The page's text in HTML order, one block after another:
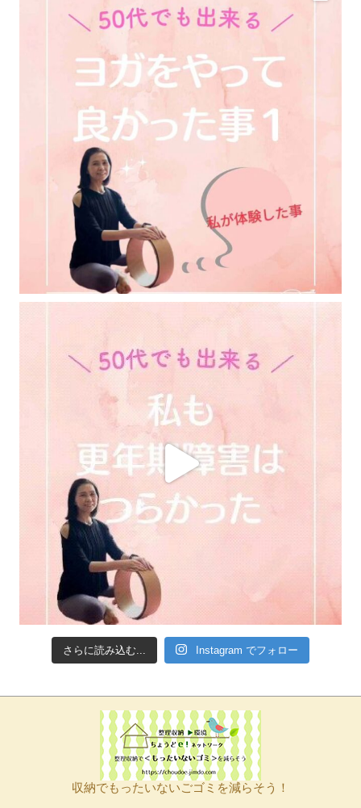
さらに読み込む... Instagram でフォロー
収納でもったいないごゴミを減らそう！